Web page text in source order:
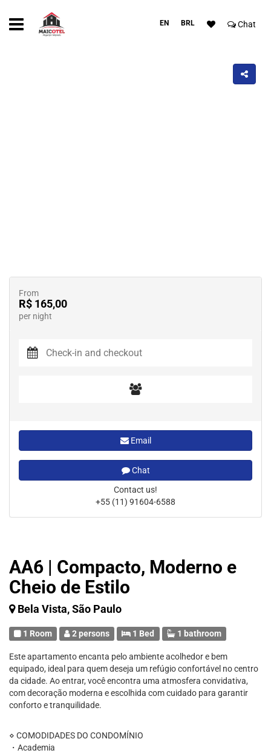
EN BRL Chat
AA6 | Compacto, Moderno e
Cheio de Estilo
Bela Vista, São Paulo
1 Room 2 persons 1 Bed 1 bathroom
Este apartamento encanta pelo ambiente acolhedor e bem
equipado, ideal para quem deseja um refúgio confortável no centro
da cidade. Ao entrar, você encontra uma atmosfera convidativa,
com decoração moderna e escolhida com cuidado para garantir
conforto e tranquilidade.
⋄ COMODIDADES DO CONDOMÍNIO
・Academia
From
R$ 165,00
per night
Email
Chat
Contact us!
+55 (11) 91604-6588